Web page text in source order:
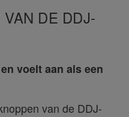
DE DDJ-
voelt aan als een
van de DDJ-